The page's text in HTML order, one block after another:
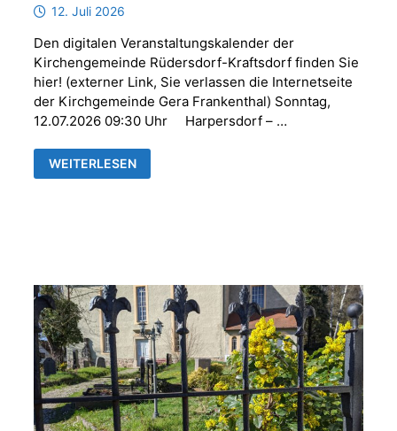
12. Juli 2026
Den digitalen Veranstaltungskalender der
Kirchengemeinde Rüdersdorf-Kraftsdorf finden Sie
hier! (externer Link, Sie verlassen die Internetseite
der Kirchgemeinde Gera Frankenthal) Sonntag,
12.07.2026 09:30 Uhr Harpersdorf – …
GOTTESDIENSTE
&
WEITERLESEN